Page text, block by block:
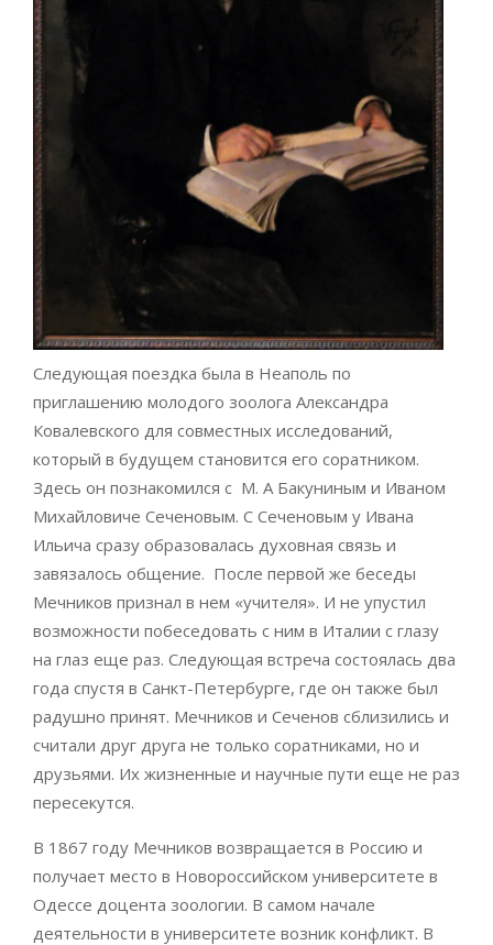
Следующая поездка была в Неаполь по
приглашению молодого зоолога Александра
Ковалевского для совместных исследований,
который в будущем становится его соратником.
Здесь он познакомился с М. А Бакуниным и Иваном
Михайловиче Сеченовым. С Сеченовым у Ивана
Ильича сразу образовалась духовная связь и
завязалось общение. После первой же беседы
Мечников признал в нем «учителя». И не упустил
возможности побеседовать с ним в Италии с глазу
на глаз еще раз. Следующая встреча состоялась два
года спустя в Санкт-Петербурге, где он также был
радушно принят. Мечников и Сеченов сблизились и
считали друг друга не только соратниками, но и
друзьями. Их жизненные и научные пути еще не раз
пересекутся.
В 1867 году Мечников возвращается в Россию и
получает место в Новороссийском университете в
Одессе доцента зоологии. В самом начале
деятельности в университете возник конфликт. В